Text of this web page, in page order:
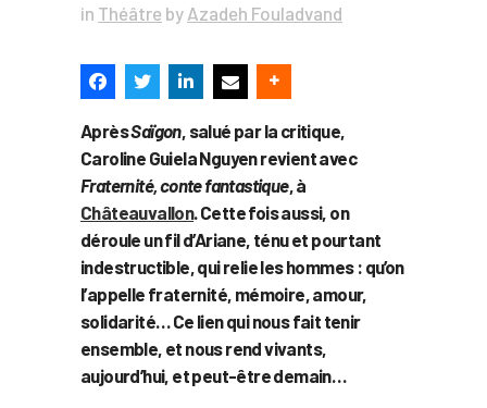
in Théâtre by Azadeh Fouladvand
AprèsSaïgon, salué par la critique,
Caroline Guiela Nguyen revient avec
Fraternité, conte fantastique, à
Châteauvallon. Cette fois aussi, on
déroule un fil d’Ariane, ténu et pourtant
indestructible, qui relie les hommes : qu’on
l’appelle fraternité, mémoire, amour,
solidarité… Ce lien qui nous fait tenir
ensemble, et nous rend vivants,
aujourd’hui, et peut-être demain…